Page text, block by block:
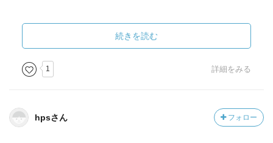
続きを読む
1 詳細をみる
hpsさん フォロー